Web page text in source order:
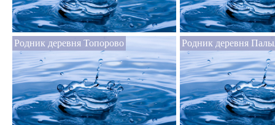
Родник деревня Топорово Родник деревня